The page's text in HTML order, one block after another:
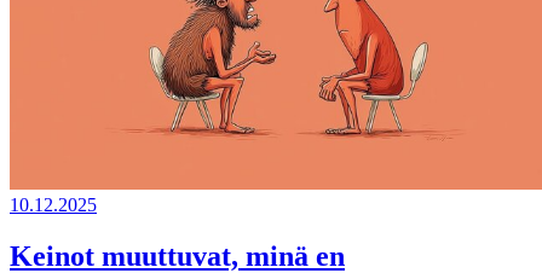
10.12.2025
Keinot muuttuvat, minä en